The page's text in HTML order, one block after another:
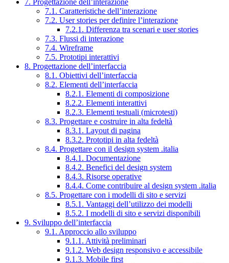
7. Progettazione dell’interazione
7.1. Caratteristiche dell’interazione
7.2. User stories per definire l’interazione
7.2.1. Differenza tra scenari e user stories
7.3. Flussi di interazione
7.4. Wireframe
7.5. Prototipi interattivi
8. Progettazione dell’interfaccia
8.1. Obiettivi dell’interfaccia
8.2. Elementi dell’interfaccia
8.2.1. Elementi di composizione
8.2.2. Elementi interattivi
8.2.3. Elementi testuali (microtesti)
8.3. Progettare e costruire in alta fedeltà
8.3.1. Layout di pagina
8.3.2. Prototipi in alta fedeltà
8.4. Progettare con il design system .italia
8.4.1. Documentazione
8.4.2. Benefici del design system
8.4.3. Risorse operative
8.4.4. Come contribuire al design system .italia
8.5. Progettare con i modelli di sito e servizi
8.5.1. Vantaggi dell’utilizzo dei modelli
8.5.2. I modelli di sito e servizi disponibili
9. Sviluppo dell’interfaccia
9.1. Approccio allo sviluppo
9.1.1. Attività preliminari
9.1.2. Web design responsivo e accessibile
9.1.3. Mobile first